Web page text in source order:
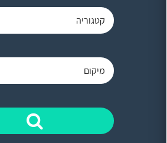
קטגוריה
מיקום